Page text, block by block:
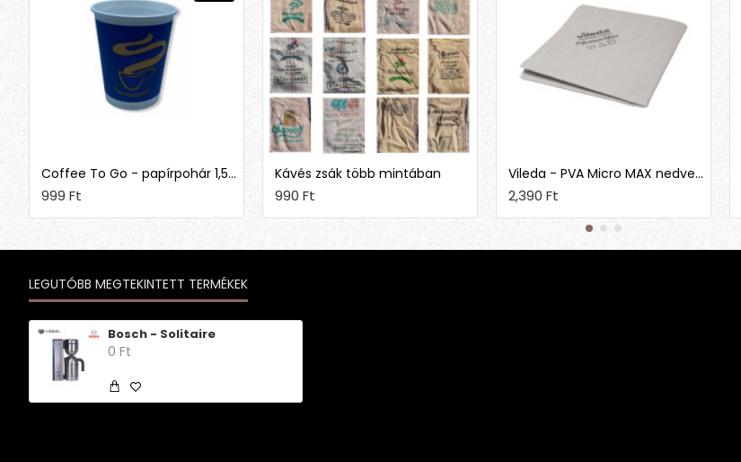
Coffee To Go - papírpohár 1,5 dl (50 db)
999 Ft
Kávés zsák több mintában
990 Ft
Vileda - PVA Micro MAX nedves törlő kendő
2,390 Ft
LEGUTÓBB MEGTEKINTETT TERMÉKEK
Bosch - Solitaire
0 Ft